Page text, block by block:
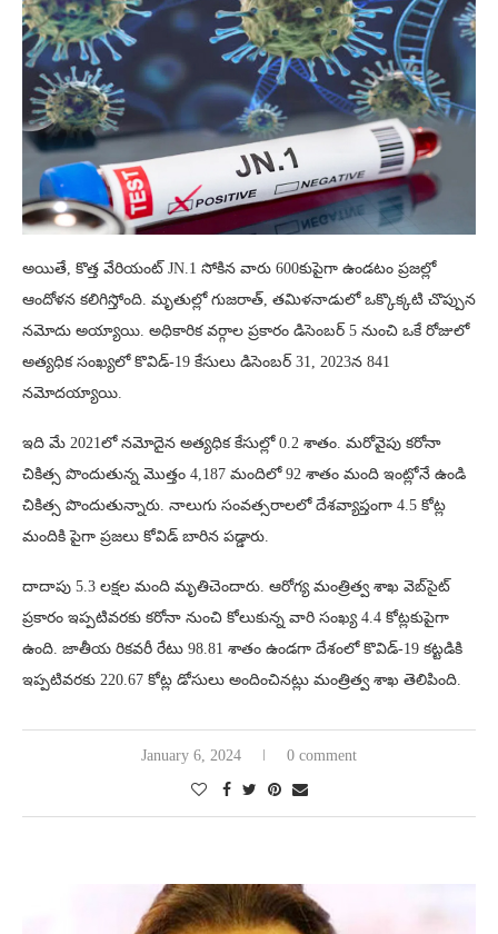
అయితే, కొత్త వేరియంట్ JN.1 సోకిన వారు 600కుపైగా ఉండటం ప్రజల్లో
ఆందోళన కలిగిస్తోంది. మృతుల్లో గుజరాత్, తమిళనాడులో ఒక్కొక్కటి చొప్పున
నమోదు అయ్యాయి. అధికారిక వర్గాల ప్రకారం డిసెంబర్ 5 నుంచి ఒకే రోజులో
అత్యధిక సంఖ్యలో కొవిడ్-19 కేసులు డిసెంబర్ 31, 2023న 841
నమోదయ్యాయి.
ఇది మే 2021లో నమోదైన అత్యధిక కేసుల్లో 0.2 శాతం. మరోవైపు కరోనా
చికిత్స పొందుతున్న మొత్తం 4,187 మందిలో 92 శాతం మంది ఇంట్లోనే ఉండి
చికిత్స పొందుతున్నారు. నాలుగు సంవత్సరాలలో దేశవ్యాప్తంగా 4.5 కోట్ల
మందికి పైగా ప్రజలు కోవిడ్ బారిన పడ్డారు.
దాదాపు 5.3 లక్షల మంది మృతిచెందారు. ఆరోగ్య మంత్రిత్వ శాఖ వెబ్‌సైట్
ప్రకారం ఇప్పటివరకు కరోనా నుంచి కోలుకున్న వారి సంఖ్య 4.4 కోట్లకుపైగా
ఉంది. జాతీయ రికవరీ రేటు 98.81 శాతం ఉండగా దేశంలో కొవిడ్-19 కట్టడికి
ఇప్పటివరకు 220.67 కోట్ల డోసులు అందించినట్లు మంత్రిత్వ శాఖ తెలిపింది.
January 6, 2024 0 comment